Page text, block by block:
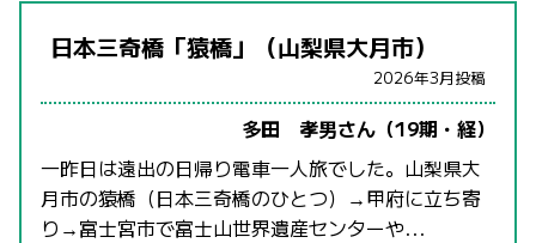
日本三奇橋「猿橋」（山梨県大月市）
2026年3月投稿
多田 孝男さん（19期・経）
一昨日は遠出の日帰り電車一人旅でした。山梨県大
月市の猿橋（日本三奇橋のひとつ）→甲府に立ち寄
り→富士宮市で富士山世界遺産センターや...